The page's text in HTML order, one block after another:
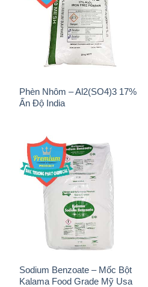
Phèn Nhôm – Al2(SO4)3 17%
Ấn Độ India
Sodium Benzoate – Mốc Bột
Kalama Food Grade Mỹ Usa